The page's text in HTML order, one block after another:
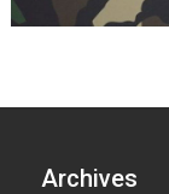
Archives